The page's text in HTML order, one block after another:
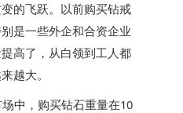
的飞跃。以前购买钻戒
是一些外企和合资企业
高了，从白领到工人都
越大。
中，购买钻石重量在10